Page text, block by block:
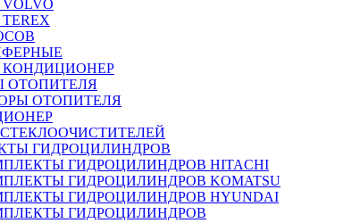
КОНДИЦИОНЕР
ОТОПИТЕЛЯ
ОТОПИТЕЛЯ
ГИДРОЦИЛИНДРОВ
ГИДРОЦИЛИНДРОВ HITACHI
ГИДРОЦИЛИНДРОВ KOMATSU
ГИДРОЦИЛИНДРОВ HYUNDAI
ГИДРОЦИЛИНДРОВ